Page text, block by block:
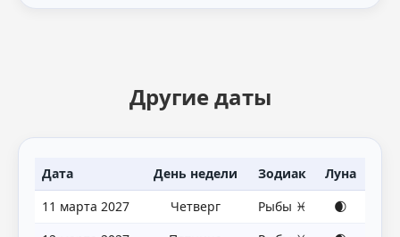
Другие даты
Дата День недели Зодиак
Луна
11 марта 2027
Четверг Рыбы ♓
🌒